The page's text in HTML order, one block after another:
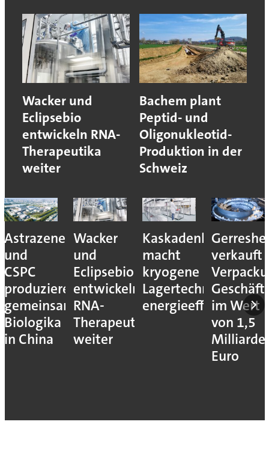
Wacker und
Eclipsebio
entwickeln RNA-
Therapeutika
weiter
Bachem plant
Peptid- und
Oligonukleotid-
Produktion in der
Schweiz
Astrazeneca
und
CSPC
produzieren
gemeinsam
Biologika
in China
Wacker
und
Eclipsebio
entwickeln
RNA-
Therapeutika
weiter
Kaskadenkonzept
macht
kryogene
Lagertechnik
energieeffizienter
verkauft
im Wert
von 1,5
Euro